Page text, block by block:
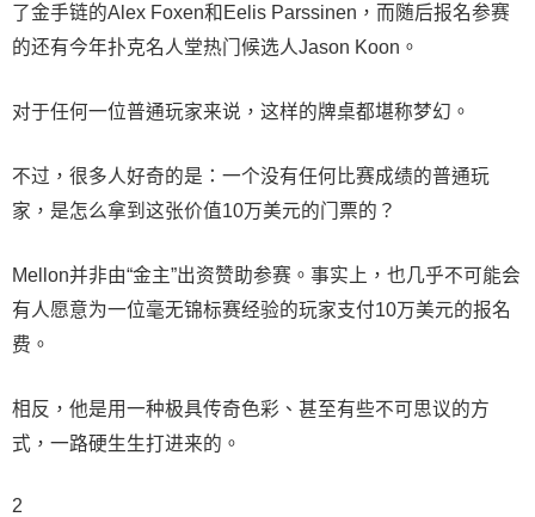
了金手链的Alex Foxen和Eelis Parssinen，而随后报名参赛
的还有今年扑克名人堂热门候选人Jason Koon。
对于任何一位普通玩家来说，这样的牌桌都堪称梦幻。
不过，很多人好奇的是：一个没有任何比赛成绩的普通玩
家，是怎么拿到这张价值10万美元的门票的？
Mellon并非由“金主”出资赞助参赛。事实上，也几乎不可能会
有人愿意为一位毫无锦标赛经验的玩家支付10万美元的报名
费。
相反，他是用一种极具传奇色彩、甚至有些不可思议的方
式，一路硬生生打进来的。
2